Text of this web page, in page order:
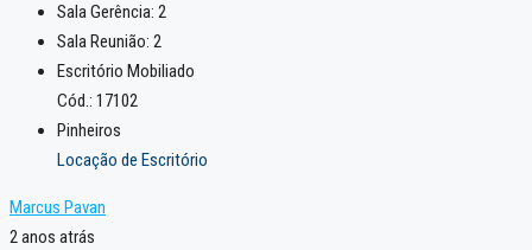
Sala Gerência: 2
Sala Reunião: 2
Escritório Mobiliado
Cód.: 17102
Pinheiros
Locação de Escritório
Marcus Pavan
2 anos atrás